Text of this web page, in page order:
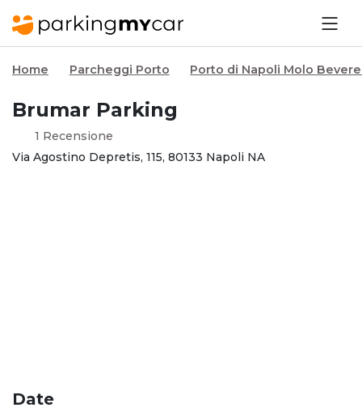
Home Parcheggi Porto Porto di Napoli Molo
Brumar Parking
1 Recensione
Via Agostino Depretis, 115, 80133 Napoli NA
Date